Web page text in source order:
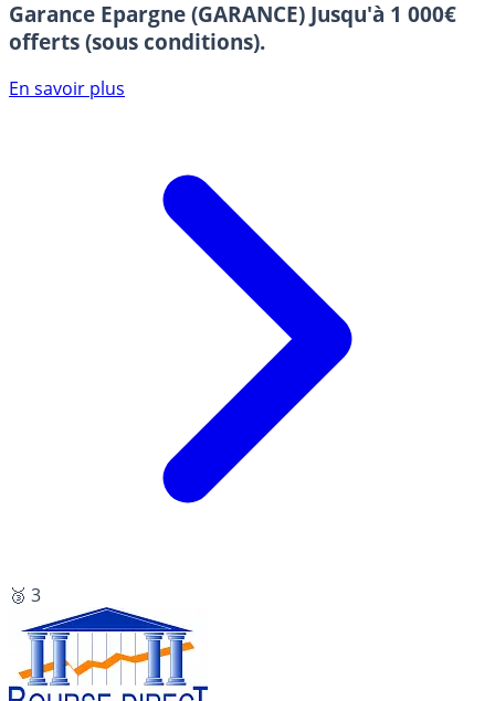
Garance Epargne (GARANCE) Jusqu'à 1 000€
offerts (sous conditions).
En savoir plus
🥉 3